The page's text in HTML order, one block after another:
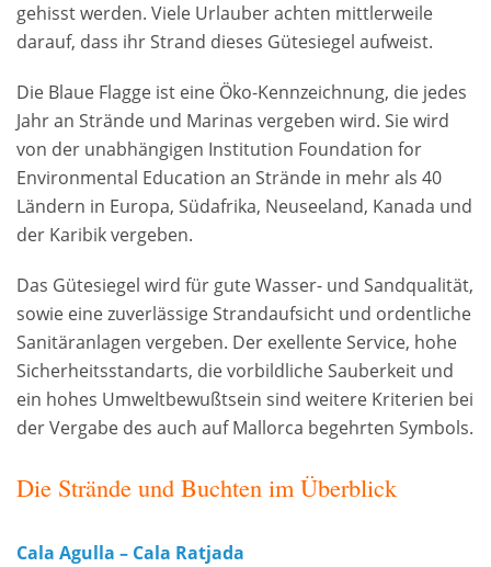
gehisst werden. Viele Urlauber achten mittlerweile
darauf, dass ihr Strand dieses Gütesiegel aufweist.
Die Blaue Flagge ist eine Öko-Kennzeichnung, die jedes
Jahr an Strände und Marinas vergeben wird. Sie wird
von der unabhängigen Institution Foundation for
Environmental Education an Strände in mehr als 40
Ländern in Europa, Südafrika, Neuseeland, Kanada und
der Karibik vergeben.
Das Gütesiegel wird für gute Wasser- und Sandqualität,
sowie eine zuverlässige Strandaufsicht und ordentliche
Sanitäranlagen vergeben. Der exellente Service, hohe
Sicherheitsstandarts, die vorbildliche Sauberkeit und
ein hohes Umweltbewußtsein sind weitere Kriterien bei
der Vergabe des auch auf Mallorca begehrten Symbols.
Die Strände und Buchten im Überblick
Cala Agulla – Cala Ratjada